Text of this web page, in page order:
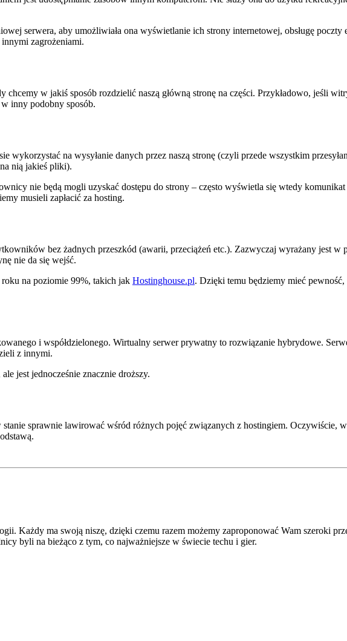
serwera, aby umożliwiała ona wyświetlanie ich strony internetowej, obsługę
zagrożeniami.
chcemy w jakiś sposób rozdzielić naszą główną stronę na części. Przykładowo, jeśli
inny podobny sposób.
wykorzystać na wysyłanie danych przez naszą stronę (czyli przede wszystkim
nią jakieś pliki).
nie będą mogli uzyskać dostępu do strony – często wyświetla się wtedy
musieli zapłacić za hosting.
bez żadnych przeszkód (awarii, przeciążeń etc.). Zazwyczaj wyrażany jest w
nie da się wejść.
na poziomie 99%, takich jak Hostinghouse.pl. Dzięki temu będziemy mieć
i współdzielonego. Wirtualny serwer prywatny to rozwiązanie hybrydowe.
z innymi.
jest jednocześnie znacznie droższy.
sprawnie lawirować wśród różnych pojęć związanych z hostingiem. Oczywiście,
Każdy ma swoją niszę, dzięki czemu razem możemy zaproponować Wam szeroki
byli na bieżąco z tym, co najważniejsze w świecie techu i gier.